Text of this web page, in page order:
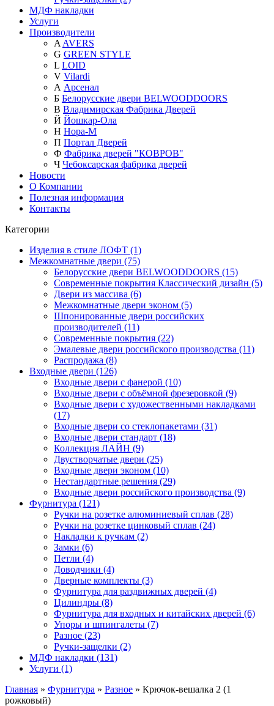
МДФ накладки
Услуги
Производители
A AVERS
G GREEN STYLE
L LOID
V Vilardi
А Арсенал
Б Белорусские двери BELWOODDOORS
В Владимирская Фабрика Дверей
Й Йошкар-Ола
Н Нора-М
П Портал Дверей
Ф Фабрика дверей "КОВРОВ"
Ч Чебоксарская фабрика дверей
Новости
О Компании
Полезная информация
Контакты
Категории
Изделия в стиле ЛОФТ (1)
Межкомнатные двери (75)
Белорусские двери BELWOODDOORS (15)
Современные покрытия Классический дизайн (5)
Двери из массива (6)
Межкомнатные двери эконом (5)
Шпонированные двери российских
производителей (11)
Современные покрытия (22)
Эмалевые двери российского производства (11)
Распродажа (8)
Входные двери (126)
Входные двери с фанерой (10)
Входные двери с объёмной фрезеровкой (9)
Входные двери с художественными накладками
(17)
Входные двери со стеклопакетами (31)
Входные двери стандарт (18)
Коллекция ЛАЙН (9)
Двустворчатые двери (25)
Входные двери эконом (10)
Нестандартные решения (29)
Входные двери российского производства (9)
Фурнитура (121)
Ручки на розетке алюминиевый сплав (28)
Ручки на розетке цинковый сплав (24)
Накладки к ручкам (2)
Замки (6)
Петли (4)
Доводчики (4)
Дверные комплекты (3)
Фурнитура для раздвижных дверей (4)
Цилиндры (8)
Фурнитура для входных и китайских дверей (6)
Упоры и шпингалеты (7)
Разное (23)
Ручки-защелки (2)
МДФ накладки (131)
Услуги (1)
Главная » Фурнитура » Разное » Крючок-вешалка 2 (1
рожковый)